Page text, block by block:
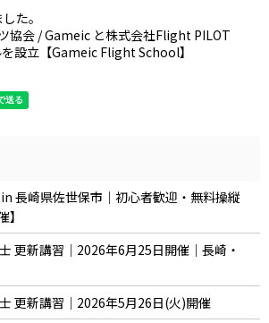
た。
協会 / Gameic と株式会社Flight PILOT
設⽴【Gameic Flight School】
長崎県佐世保市｜初心者歓迎・無料操縦
更新講習｜2026年6月25日開催｜長崎・
更新講習｜2026年5月26日(火)開催